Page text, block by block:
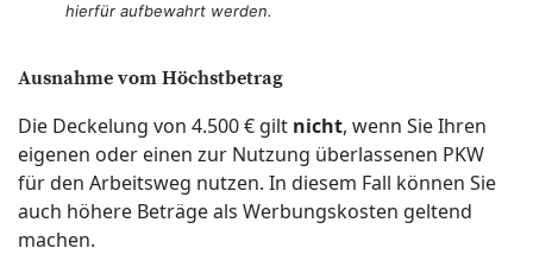
hierfür aufbewahrt werden.
Ausnahme vom Höchstbetrag
Die Deckelung von 4.500 € gilt nicht, wenn Sie Ihren
eigenen oder einen zur Nutzung überlassenen PKW
für den Arbeitsweg nutzen. In diesem Fall können Sie
auch höhere Beträge als Werbungskosten geltend
machen.